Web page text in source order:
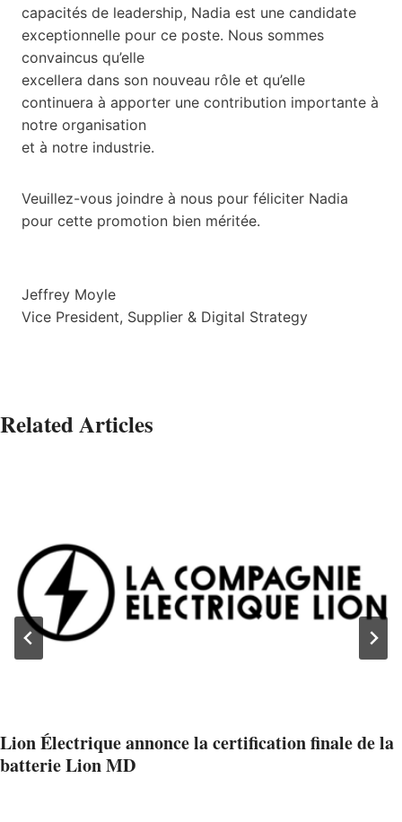
capacités de leadership, Nadia est une candidate
exceptionnelle pour ce poste. Nous sommes
convaincus qu’elle
excellera dans son nouveau rôle et qu’elle
continuera à apporter une contribution importante à
notre organisation
et à notre industrie.
Veuillez-vous joindre à nous pour féliciter Nadia
pour cette promotion bien méritée.
Jeffrey Moyle
Vice President, Supplier & Digital Strategy
Related Articles
Lion Électrique annonce la certification finale de la
batterie Lion MD